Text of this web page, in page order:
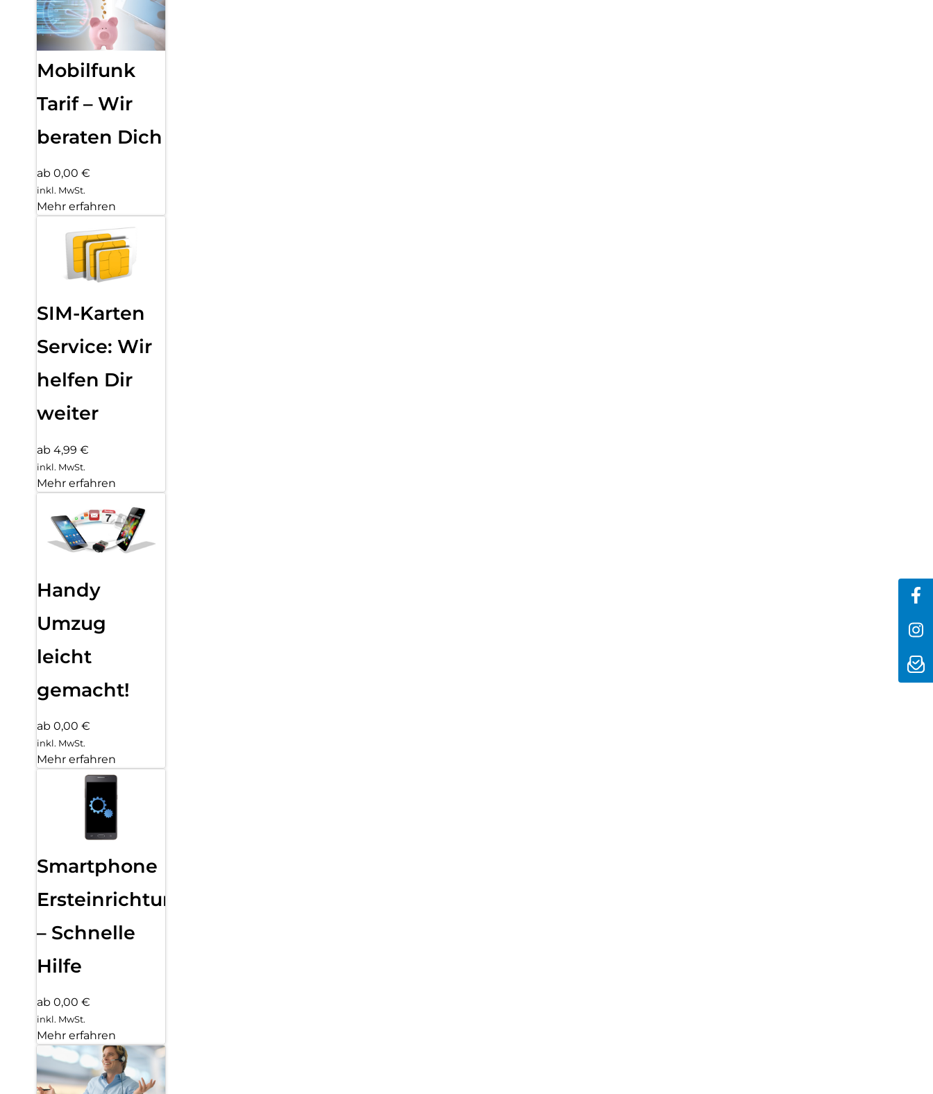
Mobilfunk
Tarif – Wir
beraten Dich
ab 0,00 €
inkl. MwSt.
Mehr erfahren
SIM-Karten
Service: Wir
helfen Dir
weiter
ab 4,99 €
inkl. MwSt.
Mehr erfahren
Handy
Umzug
leicht
gemacht!
ab 0,00 €
inkl. MwSt.
Mehr erfahren
Smartphone
Ersteinrichtung
– Schnelle
Hilfe
ab 0,00 €
inkl. MwSt.
Mehr erfahren